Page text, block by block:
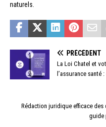
naturels.
PRÉCÉDENT
La Loi Chatel et
l’assurance santé
Rédaction juridique efficace des
guide